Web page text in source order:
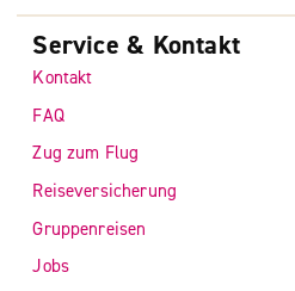
Service & Kontakt
Kontakt
FAQ
Zug zum Flug
Reiseversicherung
Gruppenreisen
Jobs